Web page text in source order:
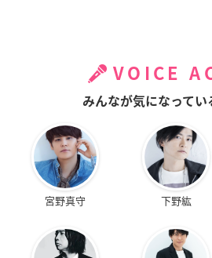
VOICE
みんなが気になってい
宮野真守 下野紘